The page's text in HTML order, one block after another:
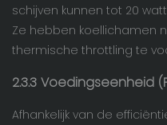
schijven kunnen tot 20
Ze hebben koellichamen
thermische throttling te
2.3.3 Voedingseenheid
Afhankelijk van de